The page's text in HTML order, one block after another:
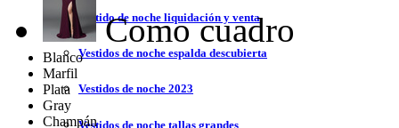
Vestido de noche liquidación y venta
Vestidos de noche espalda descubierta
Vestidos de noche 2023
Vestidos de noche tallas grandes
Como cuadro
Blanco
Marfil
Plata
Gray
Champán